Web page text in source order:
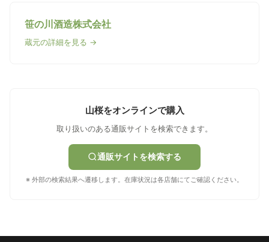
笹の川酒造株式会社
蔵元の詳細を見る →
山桜をオンラインで購入
取り扱いのある通販サイトを検索できます。
通販サイトを検索する
※ 外部の検索結果へ遷移します。在庫状況は各店舗にてご確認ください。